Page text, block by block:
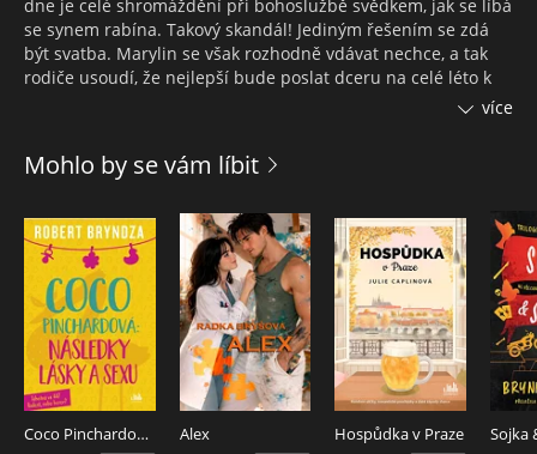
dne je celé shromáždění při bohoslužbě svědkem, jak se líbá
se synem rabína. Takový skandál! Jediným řešením se zdá
být svatba. Marylin se však rozhodně vdávat nechce, a tak
rodiče usoudí, že nejlepší bude poslat dceru na celé léto k
pratetě Adě. Ta jediná může zachránit Marylininu pověst –
nečekaná dobrodružství – a hlavně zjistit, jaké to je žít
více
Mohlo by se vám líbit
Coco Pinchardová: Následky lásky a sexu Alex Hospůdka v Praze Sojka